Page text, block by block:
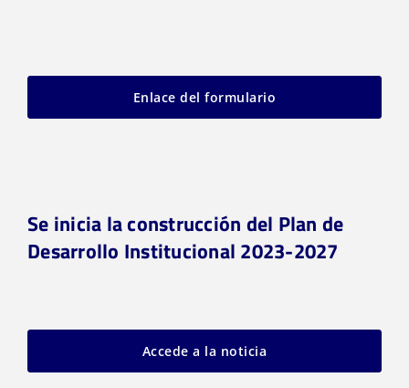
Enlace del formulario
Se inicia la construcción del Plan de
Desarrollo Institucional 2023-2027
Accede a la noticia